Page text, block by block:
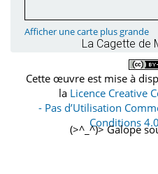
Afficher une carte plus grande
La Cagette de
Cette œuvre est mise à
la Licence Creative
- Pas d’Utilisation
Conditions
(>^_^)> Galope